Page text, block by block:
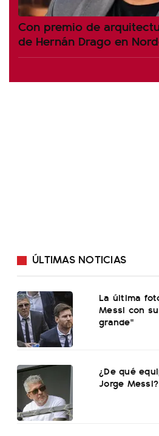
Con premio de
de Hernán Drago en
ÚLTIMAS NOTICIAS
La última
Messi con
grande"
¿De qué
Jorge Messi?